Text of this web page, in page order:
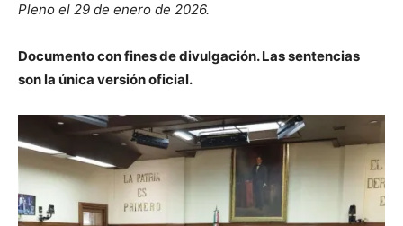
Pleno el 29 de enero de 2026.
Documento con fines de divulgación. Las sentencias
son la única versión oficial.